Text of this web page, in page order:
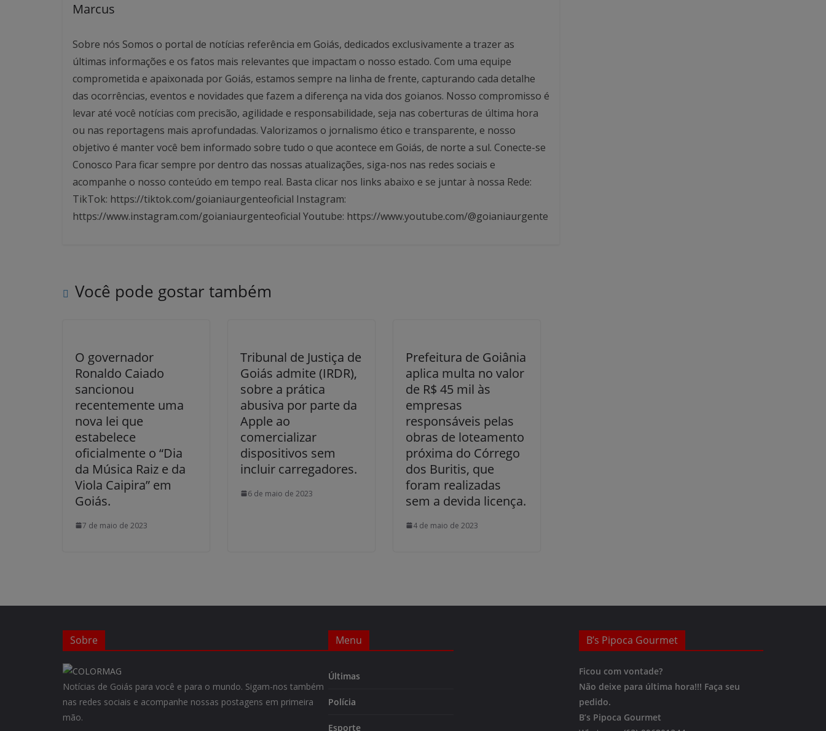
Marcus
Sobre nós Somos o portal de notícias referência em Goiás, dedicados exclusivamente a trazer as
últimas informações e os fatos mais relevantes que impactam o nosso estado. Com uma equipe
comprometida e apaixonada por Goiás, estamos sempre na linha de frente, capturando cada detalhe
das ocorrências, eventos e novidades que fazem a diferença na vida dos goianos. Nosso compromisso é
levar até você notícias com precisão, agilidade e responsabilidade, seja nas coberturas de última hora
ou nas reportagens mais aprofundadas. Valorizamos o jornalismo ético e transparente, e nosso
objetivo é manter você bem informado sobre tudo o que acontece em Goiás, de norte a sul. Conecte-se
Conosco Para ficar sempre por dentro das nossas atualizações, siga-nos nas redes sociais e
acompanhe o nosso conteúdo em tempo real. Basta clicar nos links abaixo e se juntar à nossa Rede:
TikTok: https://tiktok.com/goianiaurgenteoficial Instagram:
https://www.instagram.com/goianiaurgenteoficial Youtube: https://www.youtube.com/@goianiaurgente
Você pode gostar também
O governador
Ronaldo Caiado
sancionou
recentemente uma
nova lei que
estabelece
oficialmente o “Dia
da Música Raiz e da
Viola Caipira” em
Goiás.
7 de maio de 2023
Tribunal de Justiça de
Goiás admite (IRDR),
sobre a prática
abusiva por parte da
Apple ao
comercializar
dispositivos sem
incluir carregadores.
6 de maio de 2023
Prefeitura de Goiânia
aplica multa no valor
de R$ 45 mil às
empresas
responsáveis pelas
obras de loteamento
próxima do Córrego
dos Buritis, que
foram realizadas
sem a devida licença.
4 de maio de 2023
Sobre
Notícias de Goiás para você e para o mundo. Sigam-nos também
nas redes sociais e acompanhe nossas postagens em primeira
mão.
Menu
Últimas
Polícia
Esporte
B’s Pipoca Gourmet
Ficou com vontade?
Não deixe para última hora!!! Faça seu
pedido.
B’s Pipoca Gourmet